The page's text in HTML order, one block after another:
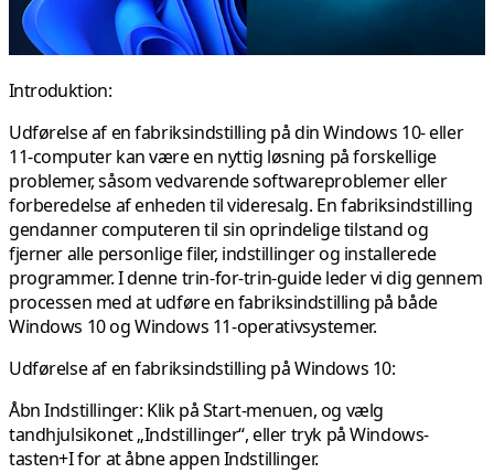
Introduktion:
Udførelse af en fabriksindstilling på din Windows 10- eller
11-computer kan være en nyttig løsning på forskellige
problemer, såsom vedvarende softwareproblemer eller
forberedelse af enheden til videresalg. En fabriksindstilling
gendanner computeren til sin oprindelige tilstand og
fjerner alle personlige filer, indstillinger og installerede
programmer. I denne trin-for-trin-guide leder vi dig gennem
processen med at udføre en fabriksindstilling på både
Windows 10 og Windows 11-operativsystemer.
Udførelse af en fabriksindstilling på Windows 10:
Åbn Indstillinger: Klik på Start-menuen, og vælg
tandhjulsikonet „Indstillinger“, eller tryk på Windows-
tasten+I for at åbne appen Indstillinger.